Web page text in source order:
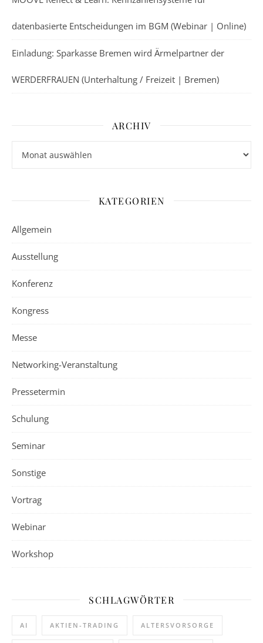
datenbasierte Entscheidungen im BGM (Webinar | Online)
Einladung: Sparkasse Bremen wird Ärmelpartner der
WERDERFRAUEN (Unterhaltung / Freizeit | Bremen)
ARCHIV
KATEGORIEN
Allgemein
Ausstellung
Konferenz
Kongress
Messe
Networking-Veranstaltung
Pressetermin
Schulung
Seminar
Sonstige
Vortrag
Webinar
Workshop
SCHLAGWÖRTER
AI AKTIEN-TRADING ALTERSVORSORGE